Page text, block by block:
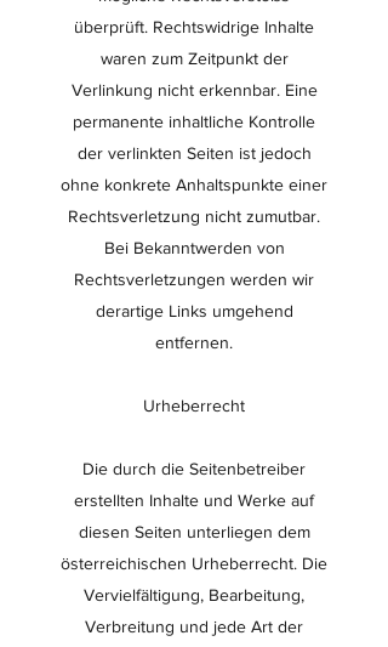
überprüft. Rechtswidrige Inhalte
waren zum Zeitpunkt der
Verlinkung nicht erkennbar. Eine
permanente inhaltliche Kontrolle
der verlinkten Seiten ist jedoch
ohne konkrete Anhaltspunkte einer
Rechtsverletzung nicht zumutbar.
Bei Bekanntwerden von
Rechtsverletzungen werden wir
derartige Links umgehend
entfernen.
Urheberrecht
Die durch die Seitenbetreiber
erstellten Inhalte und Werke auf
diesen Seiten unterliegen dem
österreichischen Urheberrecht. Die
Vervielfältigung, Bearbeitung,
Verbreitung und jede Art der